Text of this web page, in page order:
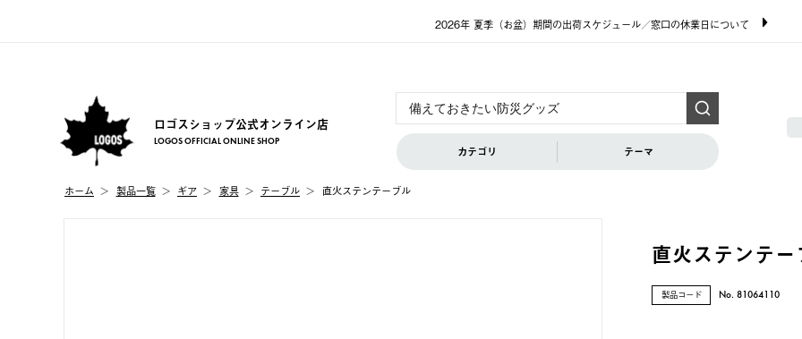
2026年 夏季（お盆）期間の出荷スケジュール／窓口の休業日について
ロゴスショップ公式オンライン店
LOGOS OFFICIAL ONLINE SHOP
カテゴリ テーマ
ホーム 製品⼀覧 ギア 家具 テーブル 直火ステンテーブル
直火ステンテ
製品コード No. 81064110